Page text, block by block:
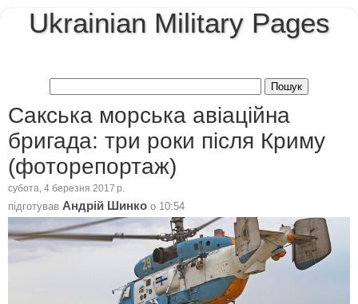
Ukrainian Military Pages
Сакська морська авіаційна
бригада: три роки після Криму
(фоторепортаж)
субота, 4 березня 2017 р.
підготував Андрій Шинко о 10:54